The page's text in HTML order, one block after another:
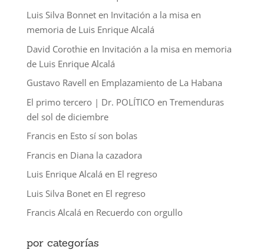
Luis Silva Bonneten Invitación a la misa en
memoria de Luis Enrique Alcalá
David Corothieen Invitación a la misa en memoria
de Luis Enrique Alcalá
Gustavo Ravell en Emplazamiento de La Habana
El primo tercero | Dr. POLÍTICO en Tremenduras
del sol de diciembre
Francisen Esto sí son bolas
Francisen Diana la cazadora
Luis Enrique Alcalá en El regreso
Luis Silva Boneten El regreso
Francis Alcalá en Recuerdo con orgullo
por categorías